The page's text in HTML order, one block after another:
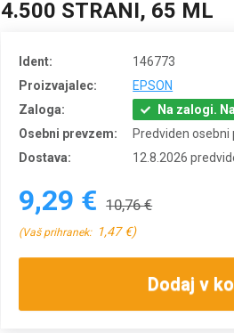
4.500 STRANI, 65 ML
Ident:
146773
Proizvajalec:
EPSON
Zaloga:
Na zalogi.
Osebni prevzem:
Predviden osebni
Dostava:
12.8.2026
9,29 € 10,76 €
(Vaš prihranek: 1,47 €)
Dodaj v